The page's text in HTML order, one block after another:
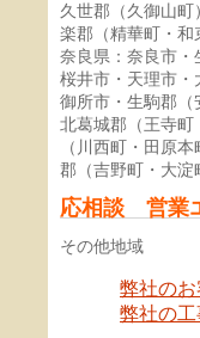
久世郡（久御山町
楽郡（精華町・和
奈良県：奈良市・
桜井市・天理市・
御所市・生駒郡（
北葛城郡（王寺町
（川西町・田原
郡（吉野町・大淀
応相談 営業
その他地域
弊社の
弊社の